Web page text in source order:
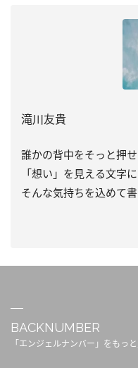
滝川友貴
誰かの背中をそっと押
「想い」を見える文字
そんな気持ちを込めて書
BACKNUMBER
「エンジェルナンバー」をもっ